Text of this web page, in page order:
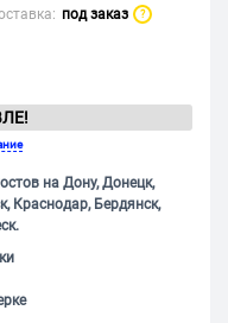
под заказ ?
на Дону, Донецк,
Краснодар, Бердянск,